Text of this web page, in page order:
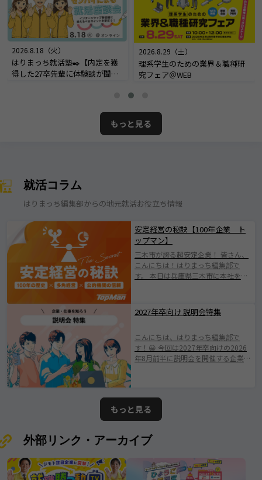
2026.8.18（火）
はりまっち就活塾✒️【内定を獲
得した27卒先輩に体験談が聞け
2026.8.29（土）
理系学生のための業界＆職種研
究フェア＠WEB
もっと見る
就活コラム
はりまっち編集部からの地元就活お役立ち情報
安定経営の秘訣【100年企業 ト
ップマン】
三木市が誇る超安定企業！ 皆さん、
こんにちは！はりまっち編集部で
す。 本日は兵庫県三木市に本社を構
1924年の創業以来、100年にわたり
地域とともに歩んできた歴史ある企
として知られる三木市に根ざした会
社で伝統を守りながらも、 新たな価
値創出に挑戦されている企業です
が誇る優良企業”と呼ぶにふさわしい
存在です。
2027年卒向け 説明会特集
こんにちは、はりまっち編集部で
す！😀 今回は2027年卒向けの2026
年8月前半に説明会を開催する企業を
の情報となります。ムツミ商事株式
会社
もっと見る
外部リンク・アーカイブ